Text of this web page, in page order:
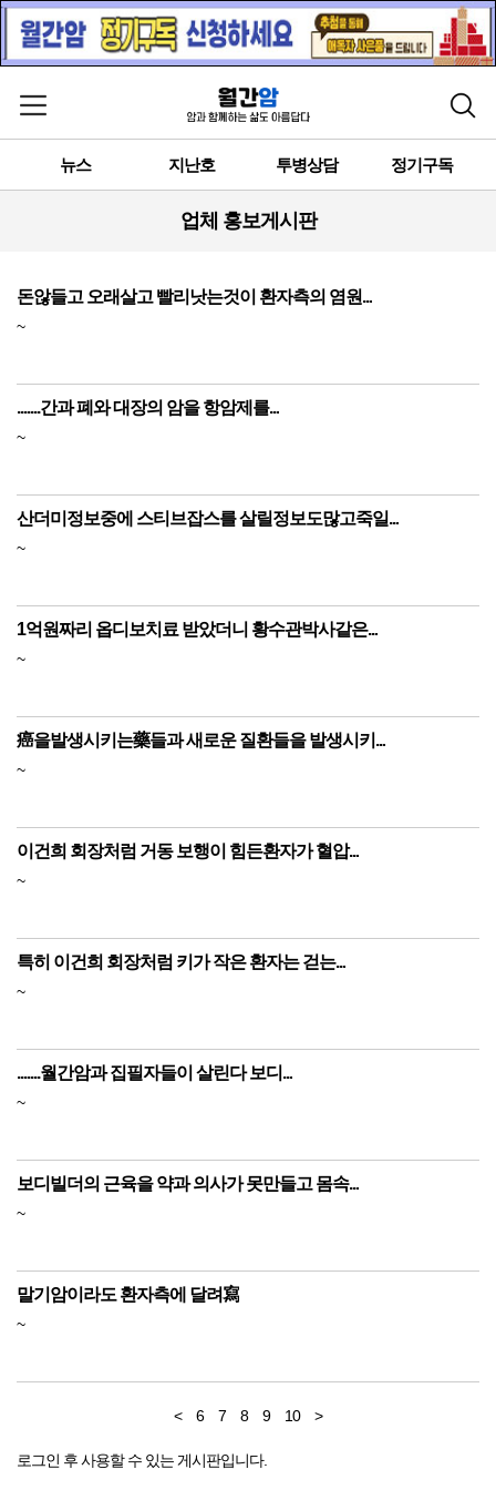
메뉴 열기 검색
뉴스 지난호 투병상담 정기구독
업체 홍보게시판
돈않들고 오래살고 빨리낫는것이 환자측의 염원...
~
.......간과 폐와 대장의 암을 항암제를...
~
산더미정보중에 스티브잡스를 살릴정보도많고죽일...
~
1억원짜리 옵디보치료 받았더니 황수관박사같은...
~
癌을발생시키는藥들과 새로운 질환들을 발생시키...
~
이건희 회장처럼 거동 보행이 힘든환자가 혈압...
~
특히 이건희 회장처럼 키가 작은 환자는 걷는...
~
.......월간암과 집필자들이 살린다 보디...
~
보디빌더의 근육을 약과 의사가 못만들고 몸속...
~
말기암이라도 환자측에 달려寫
~
< 6 7 8 9 10 >
로그인 후 사용할 수 있는 게시판입니다.